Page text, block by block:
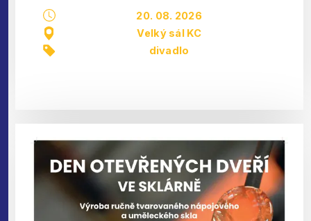
20. 08. 2026
Velký sál KC
divadlo